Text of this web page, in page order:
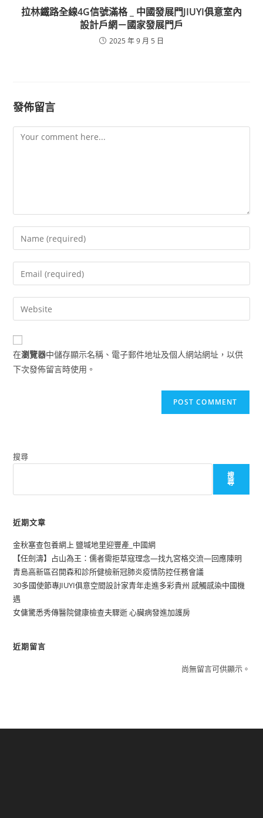
拉林鐵路全線4G信號滿格 _ 中國發展門JIUYI俱意室內
設計戶網－國家發展門戶
2025 年 9 月 5 日
發佈留言
Comment
Enter
your
name
comment
Enter
your
email
address
comment
Enter
your
website
URL
(optional)
在瀏覽器中儲存顯示名稱、電子郵件地址及個人網站網址，以供
下次發佈留言時使用。
搜尋
搜
尋
近期文章
金秋塞查包養網上 鹽堿地里迎豐產_中國網
【任劍濤】占山為王：儒者需拒草寇理念—找九宮格交流—回應陳明
青島高新區召開森和診所健檢新冠肺炎疫情防控任務會議
30多國使節專JIUYI俱意空間設計家青年走進多彩貴州 感觸感染中國機
遇
女傭驚悉秀傳醫院健康檢查夫驟逝 心臟病發進加護房
近期留言
尚無留言可供顯示。